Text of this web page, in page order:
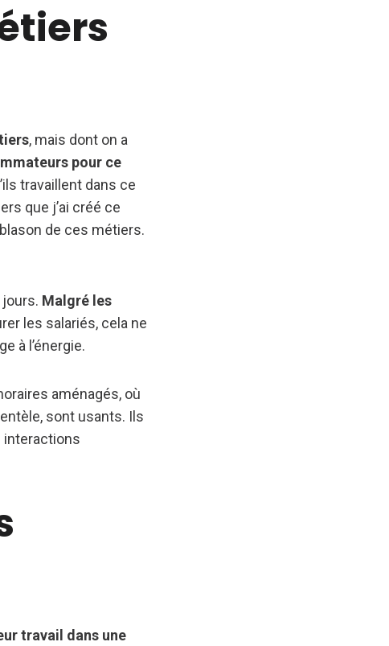
, mais dont on a
pour ce
travaillent dans ce
que j’ai créé ce
de ces métiers.
Malgré les
les salariés, cela ne
à l’énergie.
aménagés, où
sont usants. Ils
interactions
travail dans une